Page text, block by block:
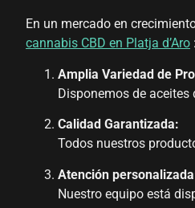
En un mercado en
cannabis CBD en Platja d’Aro :
Amplia Variedad de
Disponemos de aceites
Calidad Garantizada:
Todos nuestros
Atención
Nuestro equipo está